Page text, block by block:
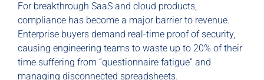
For breakthrough SaaS and cloud products,
compliance has become a major barrier to revenue.
Enterprise buyers demand real-time proof of security,
causing engineering teams to waste up to 20% of their
time suffering from “questionnaire fatigue” and
managing disconnected spreadsheets.